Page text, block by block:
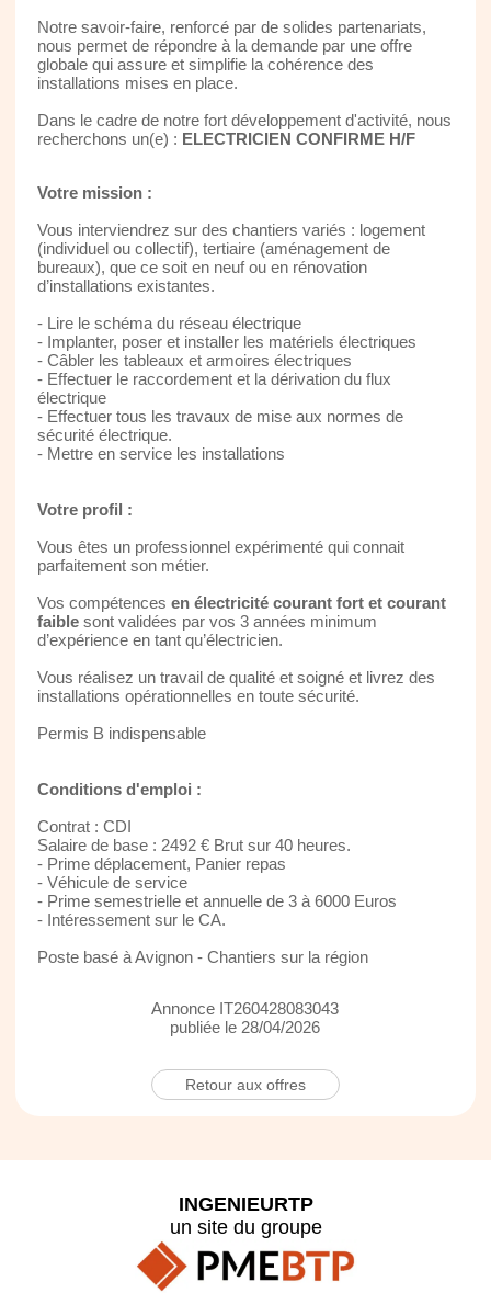
Notre savoir-faire, renforcé par de solides partenariats,
nous permet de répondre à la demande par une offre
globale qui assure et simplifie la cohérence des
installations mises en place.
Dans le cadre de notre fort développement d'activité, nous
recherchons un(e) : ELECTRICIEN CONFIRME H/F
Votre mission :
Vous interviendrez sur des chantiers variés : logement
(individuel ou collectif), tertiaire (aménagement de
bureaux), que ce soit en neuf ou en rénovation
d’installations existantes.
- Lire le schéma du réseau électrique
- Implanter, poser et installer les matériels électriques
- Câbler les tableaux et armoires électriques
- Effectuer le raccordement et la dérivation du flux
électrique
- Effectuer tous les travaux de mise aux normes de
sécurité électrique.
- Mettre en service les installations
Votre profil :
Vous êtes un professionnel expérimenté qui connait
parfaitement son métier.
Vos compétences en électricité courant fort et courant
faiblesont validées par vos 3 années minimum
d’expérience en tant qu’électricien.
Vous réalisez un travail de qualité et soigné et livrez des
installations opérationnelles en toute sécurité.
Permis B indispensable
Conditions d'emploi :
Contrat : CDI
Salaire de base : 2492 € Brut sur 40 heures.
- Prime déplacement, Panier repas
- Véhicule de service
- Prime semestrielle et annuelle de 3 à 6000 Euros
- Intéressement sur le CA.
Poste basé à Avignon - Chantiers sur la région
Annonce IT260428083043
publiée le 28/04/2026
Retour aux offres
INGENIEURTP
un site du groupe